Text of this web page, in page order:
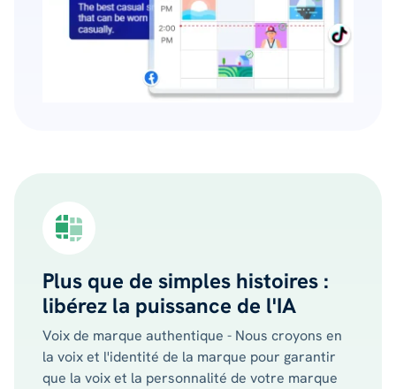
Plus que de simples histoires :
libérez la puissance de l'IA
Voix de marque authentique - Nous croyons en
la voix et l'identité de la marque pour garantir
que la voix et la personnalité de votre marque